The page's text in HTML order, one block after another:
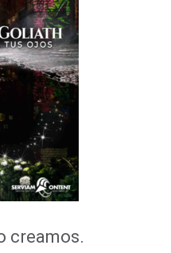
creamos.